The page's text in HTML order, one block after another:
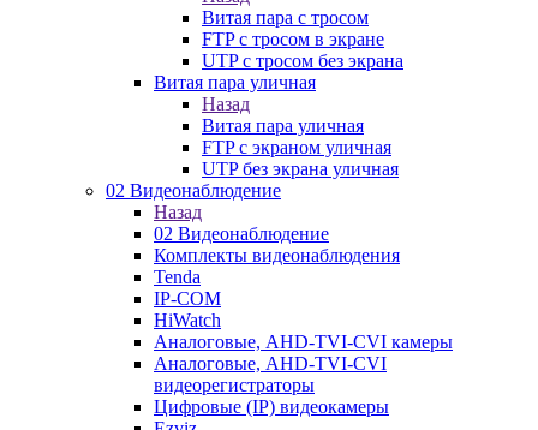
Витая пара с тросом
FTP с тросом в экране
UTP с тросом без экрана
Витая пара уличная
Назад
Витая пара уличная
FTP с экраном уличная
UTP без экрана уличная
02 Видеонаблюдение
Назад
02 Видеонаблюдение
Комплекты видеонаблюдения
Tenda
IP-COM
HiWatch
Аналоговые, AHD-TVI-CVI камеры
Аналоговые, AHD-TVI-CVI
видеорегистраторы
Цифровые (IP) видеокамеры